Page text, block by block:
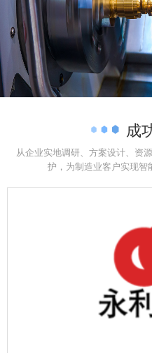
成
从企业实地调研、方案设计、资
护，为制造业客户实现智